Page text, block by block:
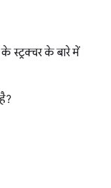
स्ट्रक्चर के बारे में